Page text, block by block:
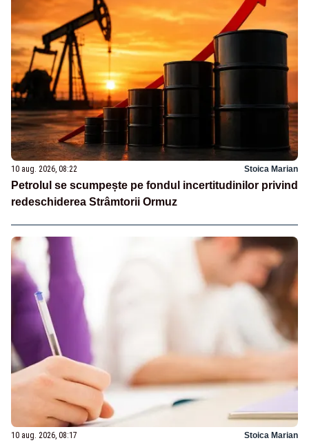
10 aug. 2026, 08:22 Stoica Marian
Petrolul se scumpește pe fondul incertitudinilor privind
redeschiderea Strâmtorii Ormuz
10 aug. 2026, 08:17 Stoica Marian